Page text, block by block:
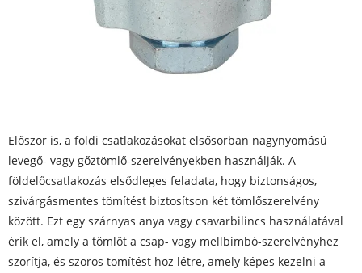
Először is, a földi csatlakozásokat elsősorban nagynyomású
levegő- vagy gőztömlő-szerelvényekben használják. A
földelőcsatlakozás elsődleges feladata, hogy biztonságos,
szivárgásmentes tömítést biztosítson két tömlőszerelvény
között. Ezt egy szárnyas anya vagy csavarbilincs használatával
érik el, amely a tömlőt a csap- vagy mellbimbó-szerelvényhez
szorítja, és szoros tömítést hoz létre, amely képes kezelni a